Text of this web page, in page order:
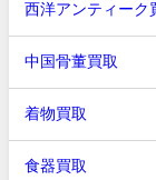
西洋アンティーク
中国骨董買取
着物買取
食器買取